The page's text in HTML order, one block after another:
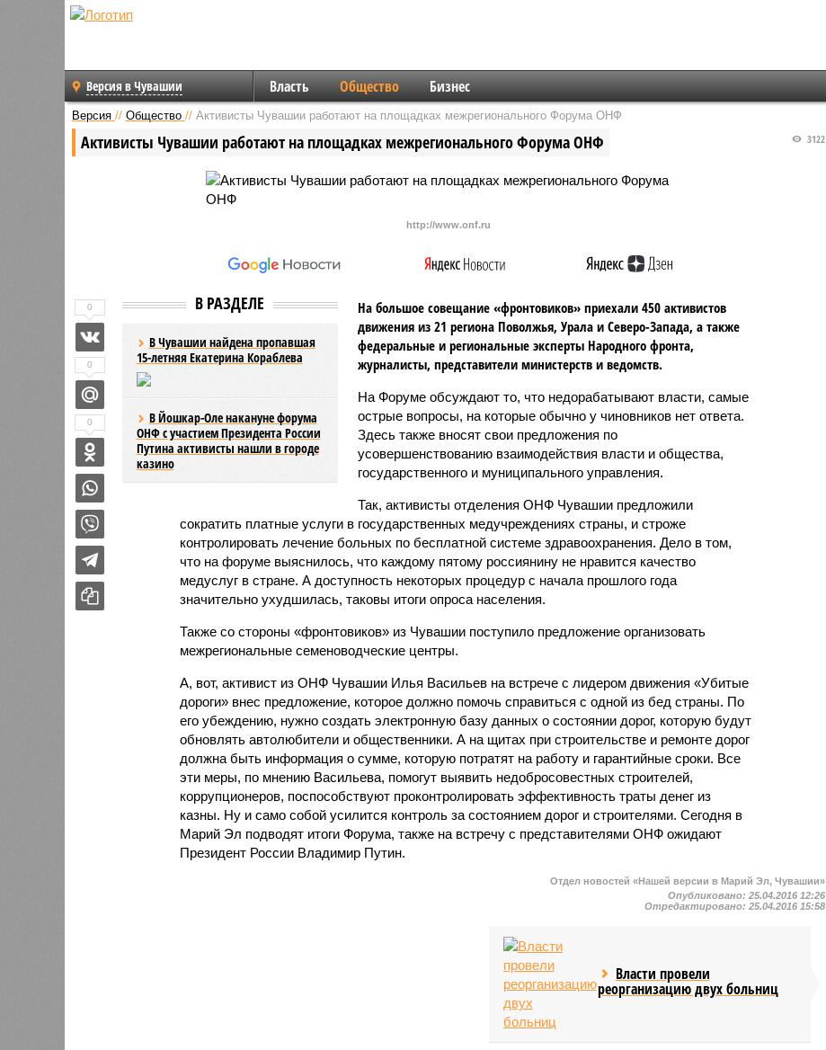
Версия в Чувашии Власть Общество Бизнес
Версия // Общество // Активисты Чувашии работают на площадках межрегионального Форума ОНФ
Активисты Чувашии работают на площадках межрегионального Форума ОНФ 3122
http://www.onf.ru
В РАЗДЕЛЕ
В Чувашии найдена пропавшая
15-летняя Екатерина Кораблева
В Йошкар-Оле накануне форума
ОНФ с участием Президента России
Путина активисты нашли в городе
казино
На большое совещание «фронтовиков» приехали 450 активистов
движения из 21 региона Поволжья, Урала и Северо-Запада, а также
федеральные и региональные эксперты Народного фронта,
журналисты, представители министерств и ведомств.
На Форуме обсуждают то, что недорабатывают власти, самые
острые вопросы, на которые обычно у чиновников нет ответа.
Здесь также вносят свои предложения по
усовершенствованию взаимодействия власти и общества,
государственного и муниципального управления.
Так, активисты отделения ОНФ Чувашии предложили
сократить платные услуги в государственных медучреждениях страны, и строже
контролировать лечение больных по бесплатной системе здравоохранения. Дело в том,
что на форуме выяснилось, что каждому пятому россиянину не нравится качество
медуслуг в стране. А доступность некоторых процедур с начала прошлого года
значительно ухудшилась, таковы итоги опроса населения.
Также со стороны «фронтовиков» из Чувашии поступило предложение организовать
межрегиональные семеноводческие центры.
А, вот, активист из ОНФ Чувашии Илья Васильев на встрече с лидером движения «Убитые
дороги» внес предложение, которое должно помочь справиться с одной из бед страны. По
его убеждению, нужно создать электронную базу данных о состоянии дорог, которую будут
обновлять автолюбители и общественники. А на щитах при строительстве и ремонте дорог
должна быть информация о сумме, которую потратят на работу и гарантийные сроки. Все
эти меры, по мнению Васильева, помогут выявить недобросовестных строителей,
коррупционеров, поспособствуют проконтролировать эффективность траты денег из
казны. Ну и само собой усилится контроль за состоянием дорог и строителями. Сегодня в
Марий Эл подводят итоги Форума, также на встречу с представителями ОНФ ожидают
Президент России Владимир Путин.
0
0
0
Отдел новостей «Нашей версии в Марий Эл, Чувашии»
Опубликовано:25.04.2016 12:26
Отредактировано:25.04.2016 15:58
Власти провели
реорганизацию двух больниц